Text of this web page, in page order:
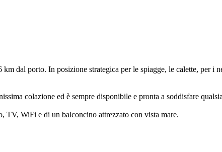
dal porto. In posizione strategica per le spiagge, le calette, per i
colazione ed è sempre disponibile e pronta a soddisfare
WiFi e di un balconcino attrezzato con vista mare.